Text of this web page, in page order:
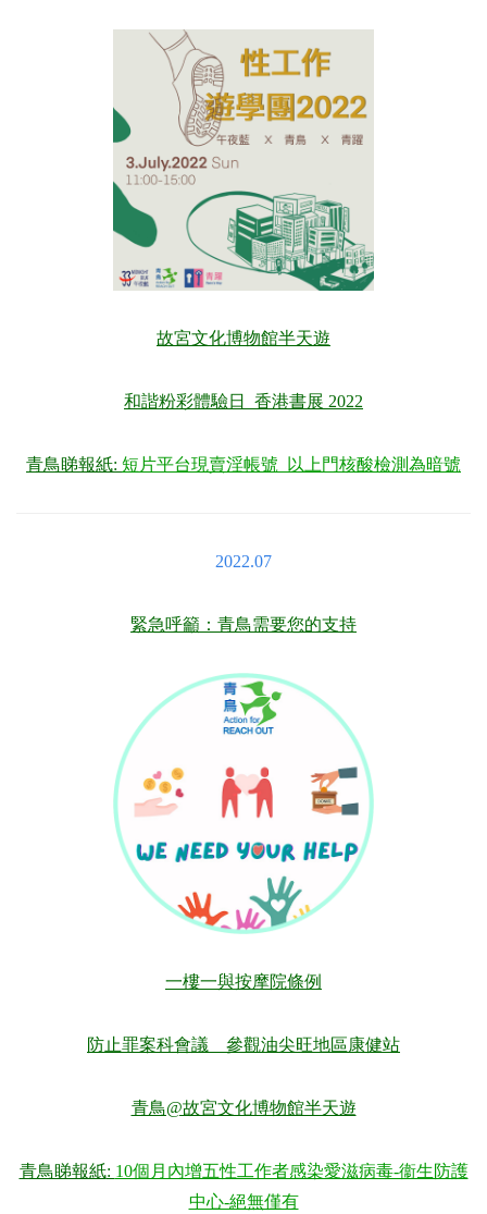
故宮文化博物館半天遊
和諧粉彩體驗日 香港書展 2022
青鳥睇報紙: 短片平台現賣淫帳號 以上門核酸檢測為暗號
2022.07
緊急呼籲：青鳥需要您的支持
一樓一與按摩院條例
防止罪案科會議 參觀油尖旺地區康健站
青鳥@故宮文化博物館半天遊
青鳥睇報紙: 10個月內增五性工作者感染愛滋病毒-衞生防護
中心-絕無僅有